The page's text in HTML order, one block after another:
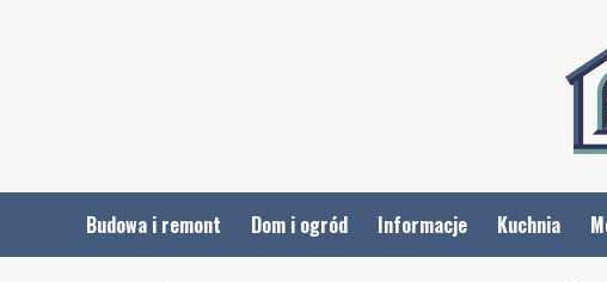
Budowa i remont Dom i ogród Informacje Kuchnia